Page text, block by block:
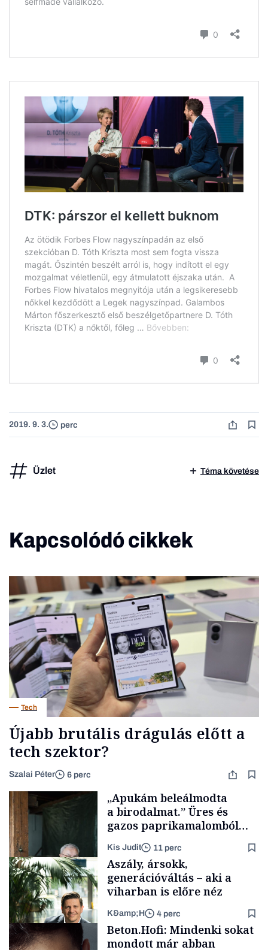
2019. 9. 3. perc
Üzlet Téma követése
Kapcsolódó cikkek
Tech
Újabb brutális drágulás előtt a
tech szektor?
Szalai Péter 6 perc
Családi
vállalkozások
„Apukám beleálmodta
a birodalmat.” Üres és
gazos paprikamalomból
lett az igazi családi
fűszersztori
Kis Judit 11 perc
Aszály, ársokk,
generációváltás – aki a
viharban is előre néz
K&amp;H 4 perc
Beton.Hofi: Mindenki sokat
mondott már abban